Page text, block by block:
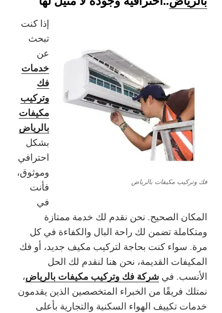
فك وتركيب مكيفات بالرياض
إذا كنت
تبحث
عن
خدمات
فك
وتركيب
مكيفات
بالرياض
بشكل
احترافي
وموثوق،
فأنت
في
المكان الصحيح. نحن نقدم لك خدمة ممتازة
ومتكاملة تضمن لك راحة البال والكفاءة في كل
مرة. سواء كنت بحاجة لتركيب مكيف جديد، أو فك
المكيفات القديمة، نحن هنا لنقدم لك الحل
الأنسب. في شركة فك وتركيب مكيفات بالرياض،
نمتلك فريقًا من الخبراء المتخصصين الذين يقدمون
خدمات تكييف الهواء السكنية والتجارية بأعلى